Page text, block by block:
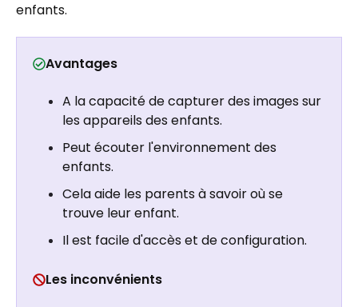
enfants.
Avantages
A la capacité de capturer des images sur
les appareils des enfants.
Peut écouter l'environnement des
enfants.
Cela aide les parents à savoir où se
trouve leur enfant.
Il est facile d'accès et de configuration.
Les inconvénients